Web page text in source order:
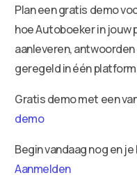
Plan een gratis demo
hoe Autoboeker in jouw
aanleveren,
geregeld in één
Gratis demo met een
demo
Begin vandaag nog en
Aanmelden